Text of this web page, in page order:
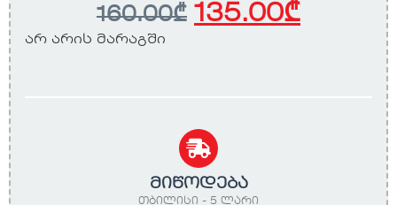
160.00₾ 135.00₾
არ არის მარაგში
მიწოდება
თბილისი - 5 ლარი